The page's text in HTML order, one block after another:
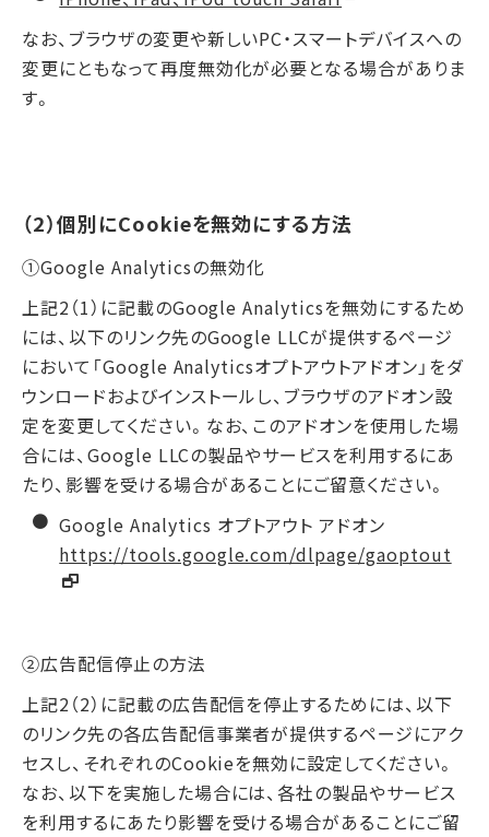
なお、ブラウザの変更や新しいPC・スマートデバイスへの
変更にともなって再度無効化が必要となる場合がありま
す。
（2）個別にCookieを無効にする方法
①Google Analyticsの無効化
上記2（1）に記載のGoogle Analyticsを無効にするため
には、以下のリンク先のGoogle LLCが提供するページ
において「Google Analyticsオプトアウトアドオン」をダ
ウンロードおよびインストールし、ブラウザのアドオン設
定を変更してください。なお、このアドオンを使用した場
合には、Google LLCの製品やサービスを利用するにあ
たり、影響を受ける場合があることにご留意ください。
Google Analytics オプトアウト アドオン
https://tools.google.com/dlpage/gaoptout
②広告配信停止の方法
上記2（2）に記載の広告配信を停止するためには、以下
のリンク先の各広告配信事業者が提供するページにアク
セスし、それぞれのCookieを無効に設定してください。
なお、以下を実施した場合には、各社の製品やサービス
を利用するにあたり影響を受ける場合があることにご留